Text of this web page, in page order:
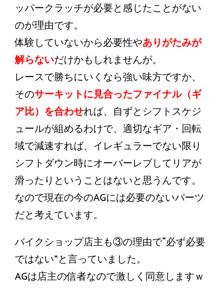
ッパークラッチが必要と感じたことがない
のが理由です。
体験していないから必要性やありがたみが
解らないだけかもしれませんが。
レースで勝ちにいくなら強い味方ですか、
そのサーキットに見合ったファイナル（ギ
ア比）を合わせれば、自ずとシフトスケジ
ュールが組めるわけで、適切なギア・回転
域で減速すれば、イレギュラーでない限り
シフトダウン時にオーバーレブしてリアが
滑ったりということはないと思うんです。
なので現在の今のAGには必要のないパーツ
だと考えています。
バイクショップ店主も③の理由で“必ず必要
ではない”と言っていました。
AGは店主の信者なので激しく同意しますｗ